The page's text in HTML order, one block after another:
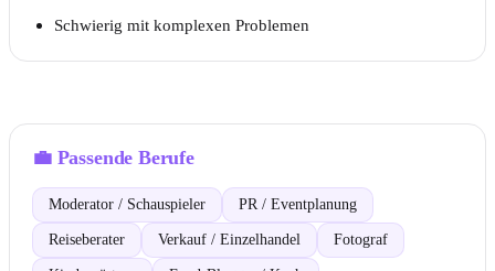
Schwierig mit komplexen Problemen
💼 Passende Berufe
Moderator / Schauspieler PR / Eventplanung
Reiseberater Verkauf / Einzelhandel Fotograf